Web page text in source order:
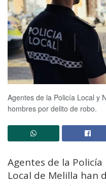
Agentes de la Policía Local y
hombres por delito de robo.
Agentes de la
Local de Melilla han